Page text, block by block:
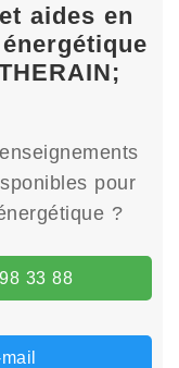
aides en
pour
?
33 88